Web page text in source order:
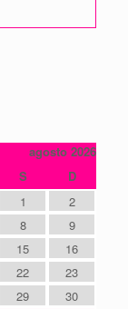
agosto 2026
S
D
1
2
8
9
15
16
22
23
29
30